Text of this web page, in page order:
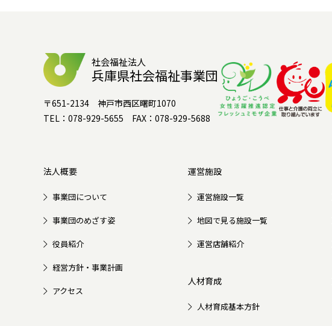
社会福祉法人
兵庫県社会福祉事業団
〒651-2134 神戸市西区曙町1070
TEL：078-929-5655 FAX：078-929-5688
法人概要
事業団について
事業団のめざす姿
役員紹介
経営方針・事業計画
アクセス
運営施設
運営施設一覧
地図で見る施設一覧
運営店舗紹介
人材育成
人材育成基本方針